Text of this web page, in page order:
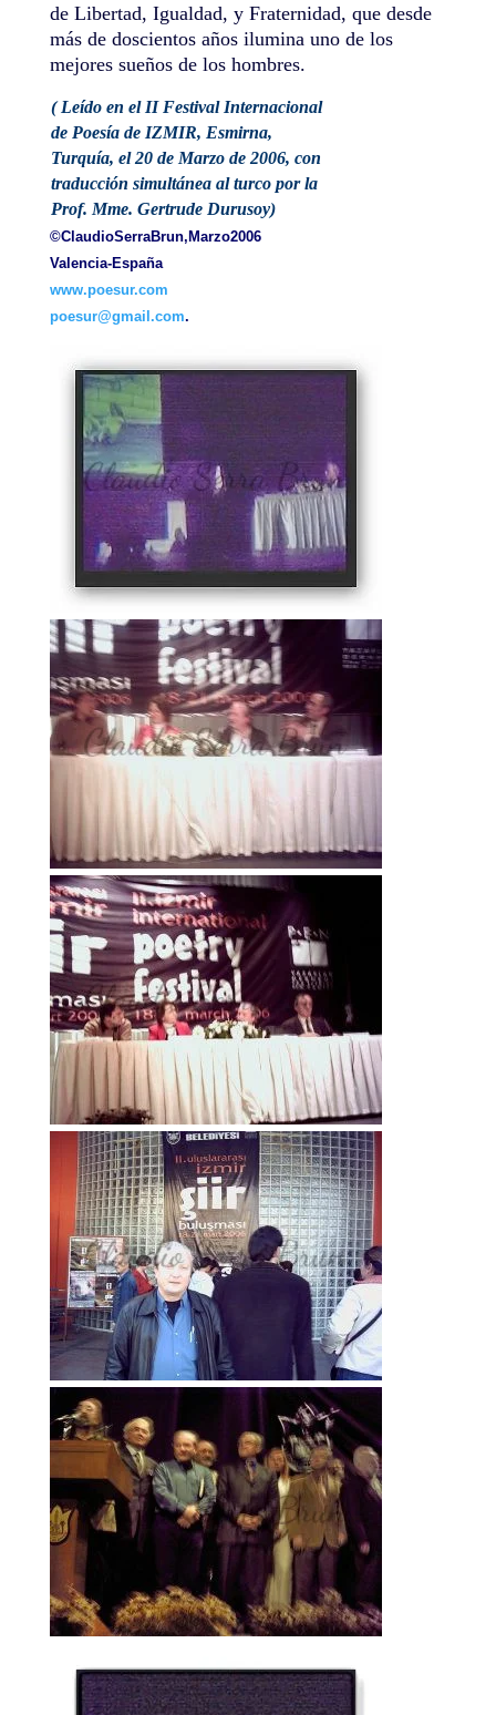
de Libertad, Igualdad, y Fraternidad, que desde
más de doscientos años ilumina uno de los
mejores sueños de los hombres.
( Leído en el II Festival Internacional
de Poesía de IZMIR, Esmirna,
Turquía, el 20 de Marzo de 2006, con
traducción simultánea al turco por la
Prof. Mme. Gertrude Durusoy)
©ClaudioSerraBrun,Marzo2006
Valencia-España
www.poesur.com
poesur@gmail.com.